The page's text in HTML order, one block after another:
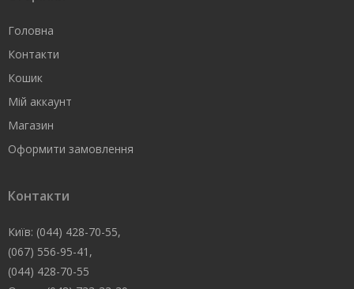
Головна
Контакти
Кошик
Мій аккаунт
Магазин
Оформити замовлення
Контакти
Київ: (044) 428-70-55,
(067) 556-95-41,
(044) 428-70-55